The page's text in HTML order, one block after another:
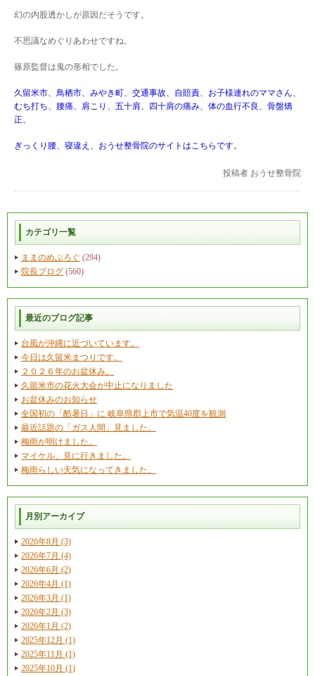
幻の内股透かしが原因だそうです。
不思議なめぐりあわせですね。
篠原監督は鬼の形相でした。
久留米市、鳥栖市、みやき町、交通事故、自賠責、お子様連れのママさん、
むち打ち、腰痛、肩こり、五十肩、四十肩の痛み、体の血行不良、骨盤矯
正、
ぎっくり腰、寝違え、おうせ整骨院のサイトはこちらです。
投稿者 おうせ整骨院
カテゴリ一覧
ままのめぶろぐ (294)
院長ブログ (560)
最近のブログ記事
台風が沖縄に近づいています。
今日は久留米まつりです。
２０２６年のお盆休み。
久留米市の花火大会が中止になりました
お盆休みのお知らせ
全国初の「酷暑日」に 岐阜県郡上市で気温40度を観測
最近話題の「ガス人間」見ました。
梅雨が明けました。
マイケル、見に行きました。
梅雨らしい天気になってきました。
月別アーカイブ
2026年8月 (3)
2026年7月 (4)
2026年6月 (2)
2026年4月 (1)
2026年3月 (1)
2026年2月 (3)
2026年1月 (2)
2025年12月 (1)
2025年11月 (1)
2025年10月 (1)